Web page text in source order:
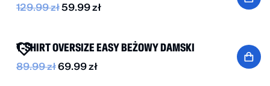
129.99zł59.99zł
T-SHIRT OVERSIZE EASY BEŻOWY DAMSKI
89.99zł69.99zł